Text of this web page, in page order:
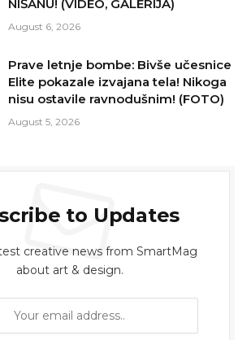
NIŠANU! (VIDEO, GALERIJA)
August 6, 2026
Prave letnje bombe: Bivše učesnice
Elite pokazale izvajana tela! Nikoga
nisu ostavile ravnodušnim! (FOTO)
August 5, 2026
to Updates
creative news from SmartMag
about art & design.